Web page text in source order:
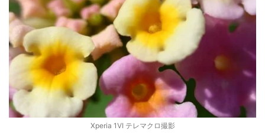
Xperia 1VI テレマクロ撮影